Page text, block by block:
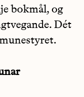
bokmål, og
Dét